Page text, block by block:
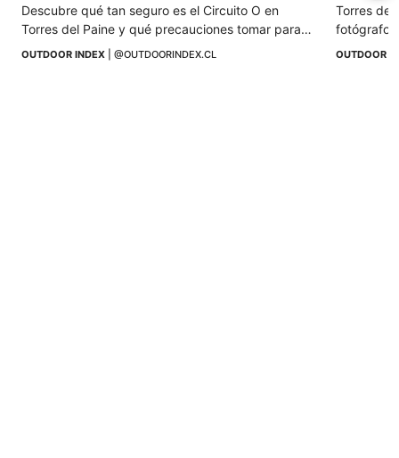
Descubre qué tan seguro es el Circuito O en
Torres del Paine y qué precauciones tomar para
vivir esta travesía de forma responsable y
OUTDOOR INDEX @OUTDOORINDEX.CL
Torres del
esperan
OUTDOOR